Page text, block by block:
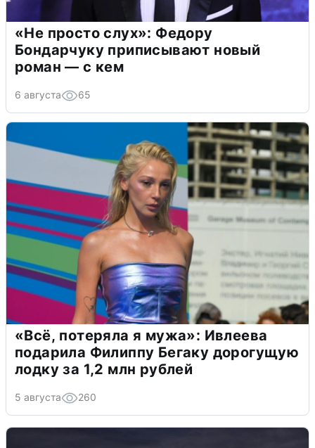
«Не просто слух»: Федору
Бондарчуку приписывают новый
роман — с кем
6 августа 65
«Всё, потеряла я мужа»: Ивлеева
подарила Филиппу Бегаку дорогущую
лодку за 1,2 млн рублей
5 августа 260